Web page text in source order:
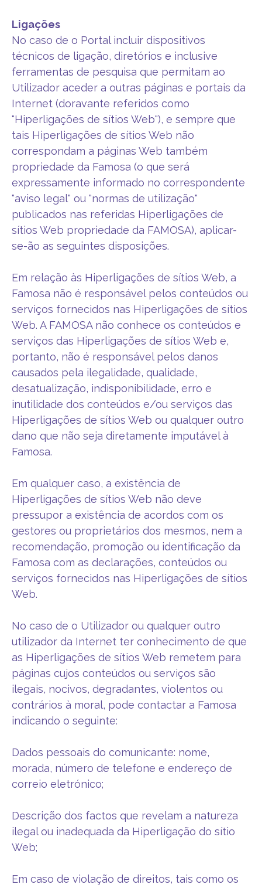
Ligações
No caso de o Portal incluir dispositivos
técnicos de ligação, diretórios e inclusive
ferramentas de pesquisa que permitam ao
Utilizador aceder a outras páginas e portais da
Internet (doravante referidos como
"Hiperligações de sítios Web"), e sempre que
tais Hiperligações de sítios Web não
correspondam a páginas Web também
propriedade da Famosa (o que será
expressamente informado no correspondente
"aviso legal" ou "normas de utilização"
publicados nas referidas Hiperligações de
sítios Web propriedade da FAMOSA), aplicar-
se-ão as seguintes disposições.
Em relação às Hiperligações de sítios Web, a
Famosa não é responsável pelos conteúdos ou
serviços fornecidos nas Hiperligações de sítios
Web. A FAMOSA não conhece os conteúdos e
serviços das Hiperligações de sítios Web e,
portanto, não é responsável pelos danos
causados pela ilegalidade, qualidade,
desatualização, indisponibilidade, erro e
inutilidade dos conteúdos e/ou serviços das
Hiperligações de sítios Web ou qualquer outro
dano que não seja diretamente imputável à
Famosa.
Em qualquer caso, a existência de
Hiperligações de sítios Web não deve
pressupor a existência de acordos com os
gestores ou proprietários dos mesmos, nem a
recomendação, promoção ou identificação da
Famosa com as declarações, conteúdos ou
serviços fornecidos nas Hiperligações de sítios
Web.
No caso de o Utilizador ou qualquer outro
utilizador da Internet ter conhecimento de que
as Hiperligações de sítios Web remetem para
páginas cujos conteúdos ou serviços são
ilegais, nocivos, degradantes, violentos ou
contrários à moral, pode contactar a Famosa
indicando o seguinte:
Dados pessoais do comunicante: nome,
morada, número de telefone e endereço de
correio eletrónico;
Descrição dos factos que revelam a natureza
ilegal ou inadequada da Hiperligação do sítio
Web;
Em caso de violação de direitos, tais como os